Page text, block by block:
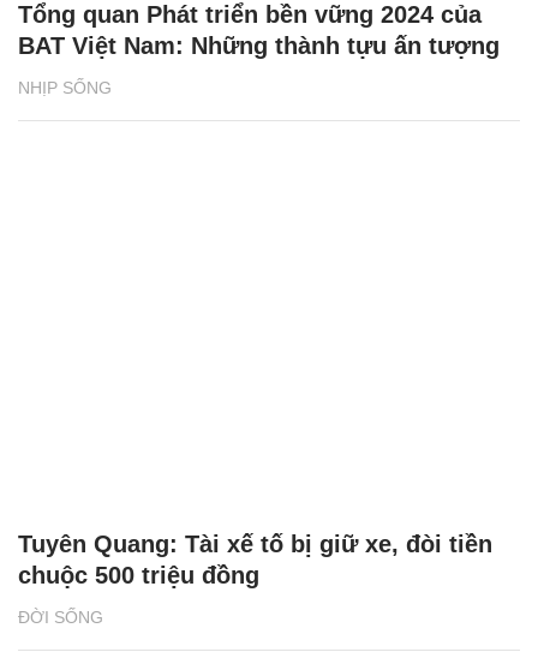
NHỊP SỐNG
Tổng quan Phát triển bền vững 2024 của
BAT Việt Nam: Những thành tựu ấn tượng
ĐỜI SỐNG
Tuyên Quang: Tài xế tố bị giữ xe, đòi tiền
chuộc 500 triệu đồng